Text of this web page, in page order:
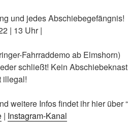
und jedes Abschiebegefängnis!
| 13 Uhr |
Fahrraddemo ab Elmshorn)
schließt! Kein
illegal!
weitere Infos findet ihr hier über
| Instagram-Kanal